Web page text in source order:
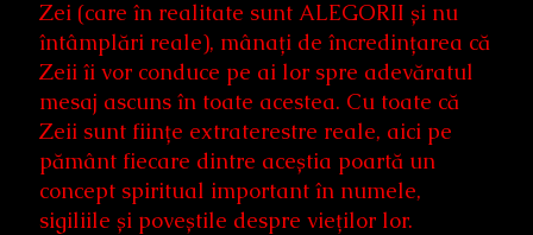
Zei (care în realitate sunt ALEGORII și nu
întâmplări reale), mânați de încredințarea că
Zeii îi vor conduce pe ai lor spre adevăratul
mesaj ascuns în toate acestea. Cu toate că
Zeii sunt ființe extraterestre reale, aici pe
pământ fiecare dintre aceștia poartă un
concept spiritual important în numele,
sigiliile și poveștile despre vieților lor.